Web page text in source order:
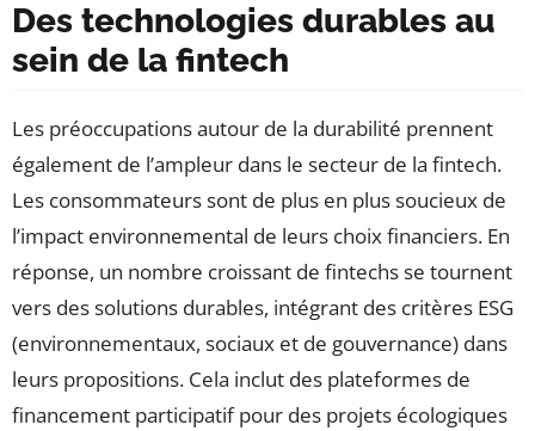
Des technologies durables au
sein de la fintech
Les préoccupations autour de la durabilité prennent
également de l’ampleur dans le secteur de la fintech.
Les consommateurs sont de plus en plus soucieux de
l’impact environnemental de leurs choix financiers. En
réponse, un nombre croissant de fintechs se tournent
vers des solutions durables, intégrant des critères ESG
(environnementaux, sociaux et de gouvernance) dans
leurs propositions. Cela inclut des plateformes de
financement participatif pour des projets écologiques